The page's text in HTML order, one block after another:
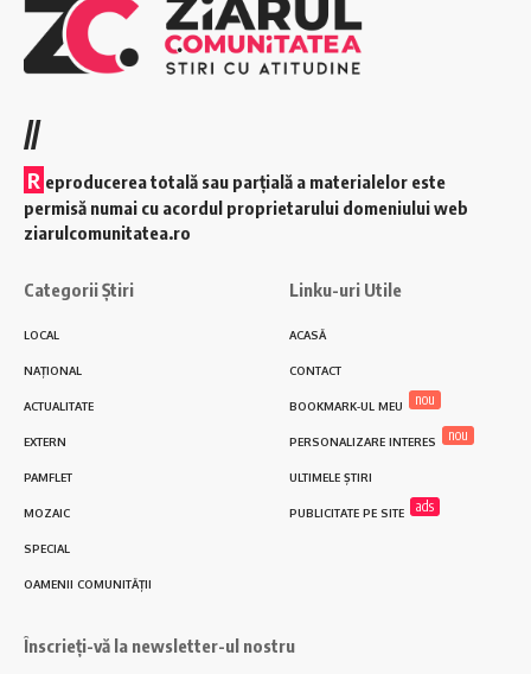
//
R eproducerea totală sau parțială a materialelor este
permisă numai cu acordul proprietarului domeniului web
ziarulcomunitatea.ro
Categorii Știri
LOCAL
NAȚIONAL
ACTUALITATE
EXTERN
PAMFLET
MOZAIC
SPECIAL
OAMENII COMUNITĂȚII
Linku-uri Utile
ACASĂ
CONTACT
BOOKMARK-UL MEU nou
PERSONALIZARE INTERES nou
ULTIMELE ȘTIRI
PUBLICITATE PE SITE ads
Înscrieți-vă la newsletter-ul nostru